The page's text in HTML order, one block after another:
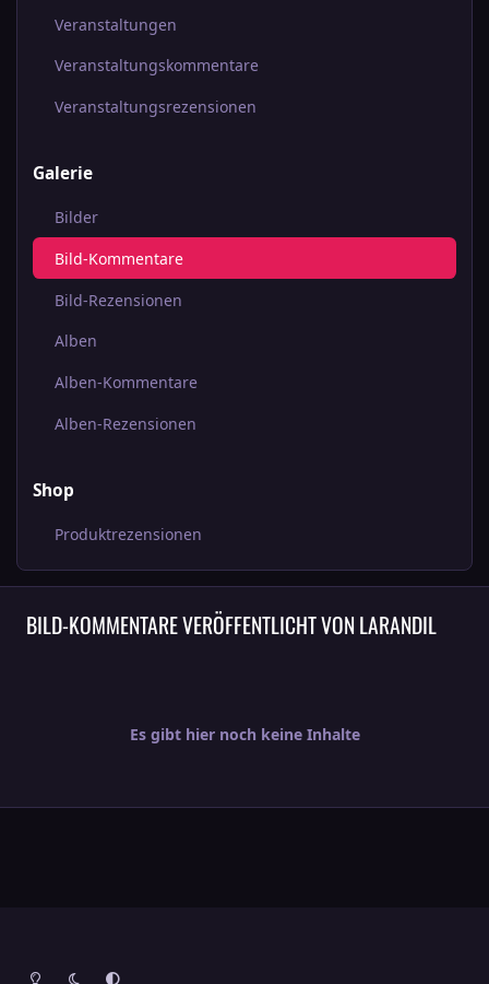
Veranstaltungen
Veranstaltungskommentare
Veranstaltungsrezensionen
Galerie
Bilder
Bild-Kommentare
Bild-Rezensionen
Alben
Alben-Kommentare
Alben-Rezensionen
Shop
Produktrezensionen
BILD-KOMMENTARE VERÖFFENTLICHT VON LARANDIL
Es gibt hier noch keine Inhalte
Heller ModusDunkler ModusSystemeinstellung